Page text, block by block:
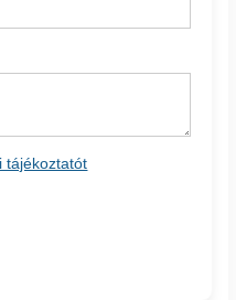
tájékoztatót